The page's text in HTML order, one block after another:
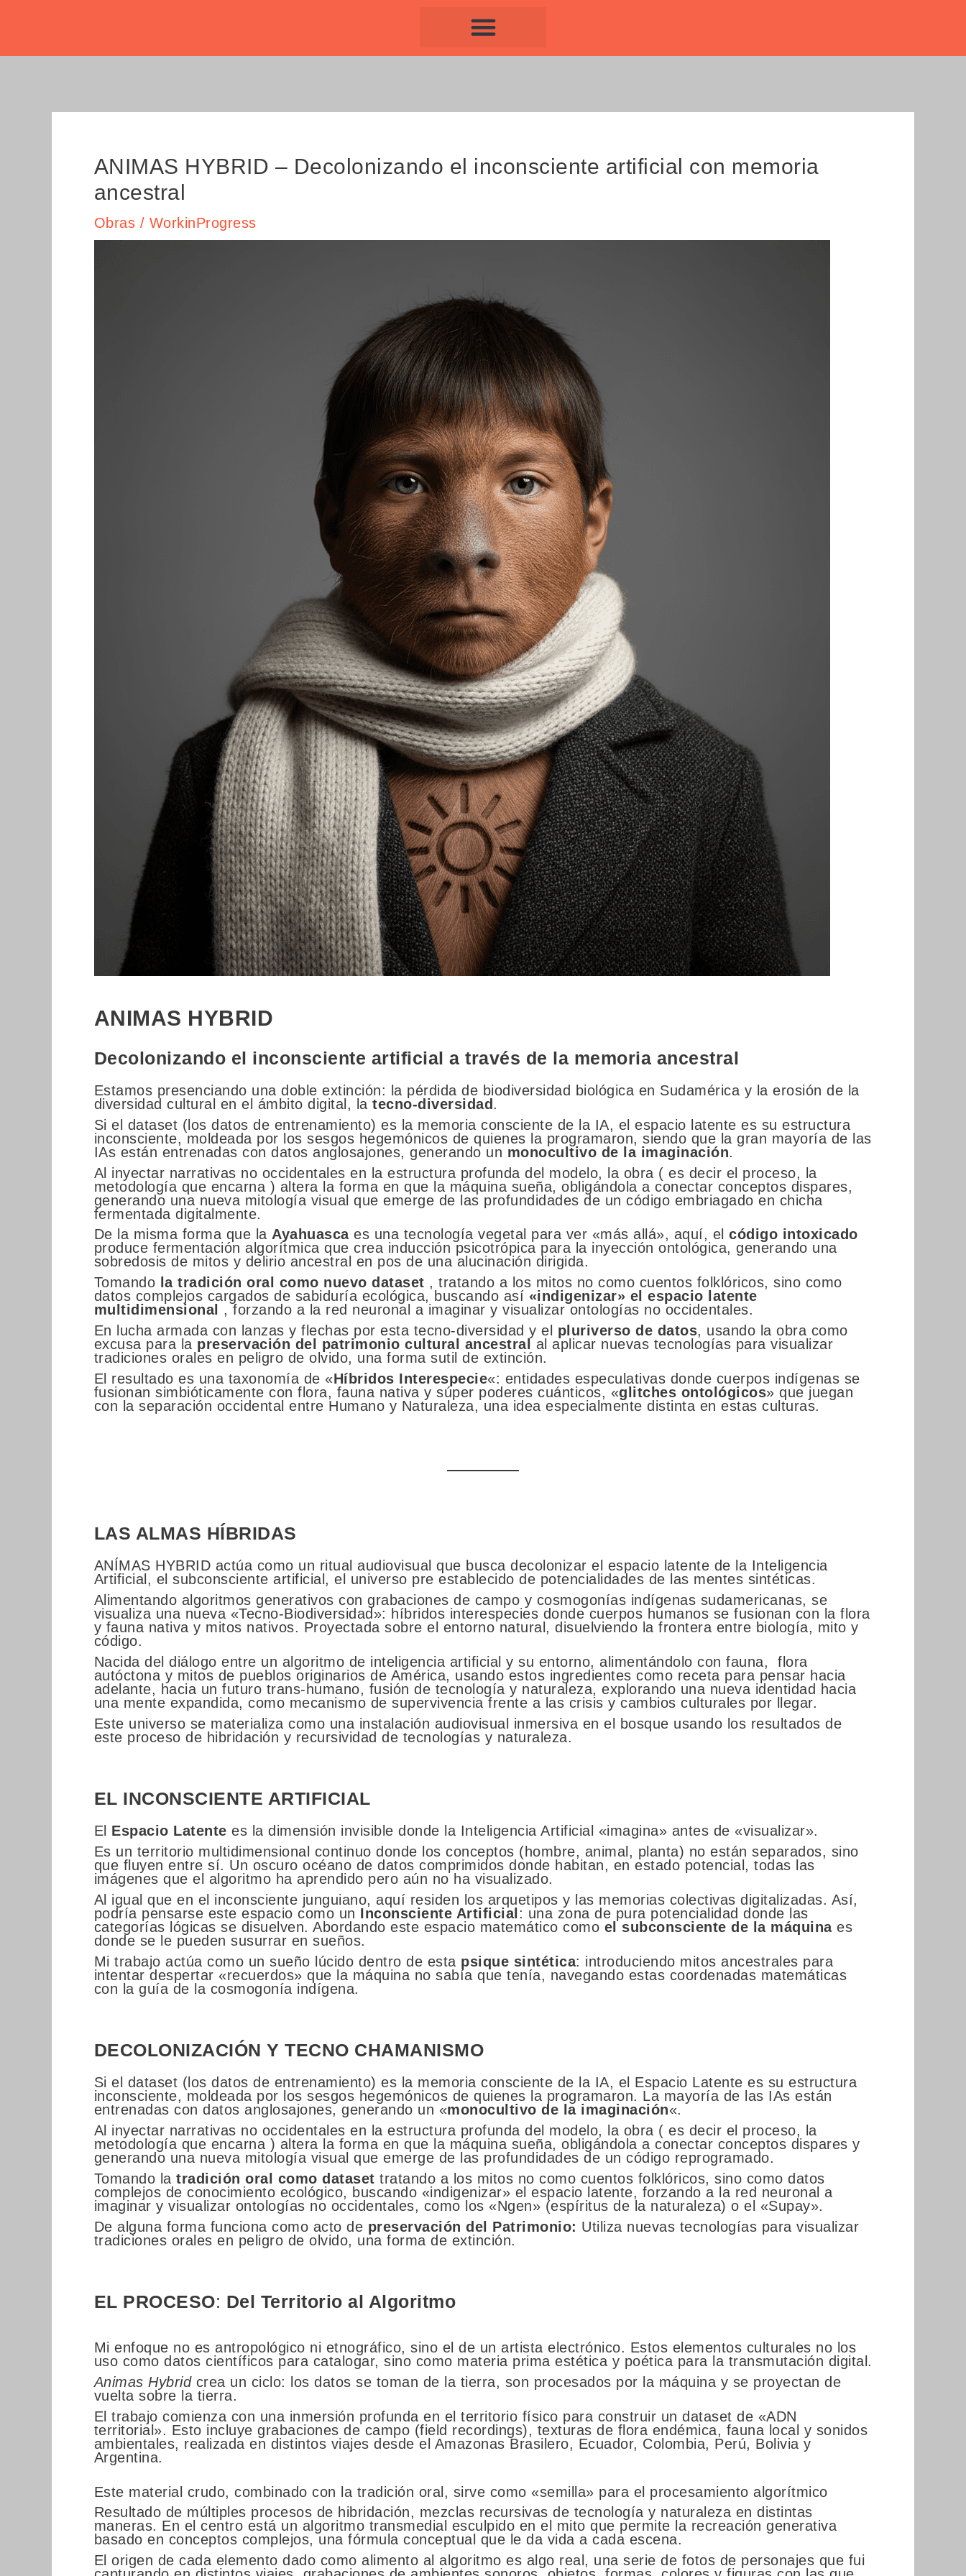
ANIMAS HYBRID – Decolonizando el inconsciente artificial con memoria
ancestral
Obras / WorkinProgress
ANIMAS HYBRID
Decolonizando el inconsciente artificial a través de la memoria ancestral
Estamos presenciando una doble extinción: la pérdida de biodiversidad biológica en Sudamérica y la erosión de la
diversidad cultural en el ámbito digital, la tecno-diversidad .
Si el dataset (los datos de entrenamiento) es la memoria consciente de la IA, el espacio latente es su estructura
inconsciente, moldeada por los sesgos hegemónicos de quienes la programaron, siendo que la gran mayoría de las
IAs están entrenadas con datos anglosajones, generando un monocultivo de la imaginación.
Al inyectar narrativas no occidentales en la estructura profunda del modelo, la obra ( es decir el proceso, la
metodología que encarna ) altera la forma en que la máquina sueña, obligándola a conectar conceptos dispares,
generando una nueva mitología visual que emerge de las profundidades de un código embriagado en chicha
fermentada digitalmente.
De la misma forma que la Ayahuascaes una tecnología vegetal para ver «más allá», aquí, el código intoxicado
produce fermentación algorítmica que crea inducción psicotrópica para la inyección ontológica, generando una
sobredosis de mitos y delirio ancestral en pos de una alucinación dirigida.
Tomando la tradición oral como nuevo dataset , tratando a los mitos no como cuentos folklóricos, sino como
datos complejos cargados de sabiduría ecológica, buscando así «indigenizar» el espacio latente
multidimensional , forzando a la red neuronal a imaginar y visualizar ontologías no occidentales.
En lucha armada con lanzas y flechas por esta tecno-diversidad y el pluriverso de datos, usando la obra como
excusa para la preservación del patrimonio cultural ancestral al aplicar nuevas tecnologías para visualizar
tradiciones orales en peligro de olvido, una forma sutil de extinción.
El resultado es una taxonomía de «Híbridos Interespecie«: entidades especulativas donde cuerpos indígenas se
fusionan simbióticamente con flora, fauna nativa y súper poderes cuánticos, «glitches ontológicos» que juegan
con la separación occidental entre Humano y Naturaleza, una idea especialmente distinta en estas culturas.
LAS ALMAS HÍBRIDAS
ANÍMAS HYBRID actúa como un ritual audiovisual que busca decolonizar el espacio latente de la Inteligencia
Artificial, el subconsciente artificial, el universo pre establecido de potencialidades de las mentes sintéticas.
Alimentando algoritmos generativos con grabaciones de campo y cosmogonías indígenas sudamericanas, se
visualiza una nueva «Tecno-Biodiversidad»: híbridos interespecies donde cuerpos humanos se fusionan con la flora
y fauna nativa y mitos nativos. Proyectada sobre el entorno natural, disuelviendo la frontera entre biología, mito y
código.
Nacida del diálogo entre un algoritmo de inteligencia artificial y su entorno, alimentándolo con fauna, flora
autóctona y mitos de pueblos originarios de América, usando estos ingredientes como receta para pensar hacia
adelante, hacia un futuro trans-humano, fusión de tecnología y naturaleza, explorando una nueva identidad hacia
una mente expandida, como mecanismo de supervivencia frente a las crisis y cambios culturales por llegar.
Este universo se materializa como una instalación audiovisual inmersiva en el bosque usando los resultados de
este proceso de hibridación y recursividad de tecnologías y naturaleza.
EL INCONSCIENTE ARTIFICIAL
El Espacio Latente es la dimensión invisible donde la Inteligencia Artificial «imagina» antes de «visualizar».
Es un territorio multidimensional continuo donde los conceptos (hombre, animal, planta) no están separados, sino
que fluyen entre sí. Un oscuro océano de datos comprimidos donde habitan, en estado potencial, todas las
imágenes que el algoritmo ha aprendido pero aún no ha visualizado.
Al igual que en el inconsciente junguiano, aquí residen los arquetipos y las memorias colectivas digitalizadas. Así,
podría pensarse este espacio como un Inconsciente Artificial : una zona de pura potencialidad donde las
categorías lógicas se disuelven. Abordando este espacio matemático como el subconsciente de la máquinaes
donde se le pueden susurrar en sueños.
Mi trabajo actúa como un sueño lúcido dentro de esta psique sintética: introduciendo mitos ancestrales para
intentar despertar «recuerdos» que la máquina no sabía que tenía, navegando estas coordenadas matemáticas
con la guía de la cosmogonía indígena.
DECOLONIZACIÓN Y TECNO CHAMANISMO
Si el dataset (los datos de entrenamiento) es la memoria consciente de la IA, el Espacio Latente es su estructura
inconsciente, moldeada por los sesgos hegemónicos de quienes la programaron. La mayoría de las IAs están
entrenadas con datos anglosajones, generando un «monocultivo de la imaginación«.
Al inyectar narrativas no occidentales en la estructura profunda del modelo, la obra ( es decir el proceso, la
metodología que encarna ) altera la forma en que la máquina sueña, obligándola a conectar conceptos dispares y
generando una nueva mitología visual que emerge de las profundidades de un código reprogramado.
Tomando la tradición oral como dataset tratando a los mitos no como cuentos folklóricos, sino como datos
complejos de conocimiento ecológico, buscando «indigenizar» el espacio latente, forzando a la red neuronal a
imaginar y visualizar ontologías no occidentales, como los «Ngen» (espíritus de la naturaleza) o el «Supay».
De alguna forma funciona como acto de preservación del Patrimonio: Utiliza nuevas tecnologías para visualizar
tradiciones orales en peligro de olvido, una forma de extinción.
EL PROCESO: Del Territorio al Algoritmo
Mi enfoque no es antropológico ni etnográfico, sino el de un artista electrónico. Estos elementos culturales no los
uso como datos científicos para catalogar, sino como materia prima estética y poética para la transmutación digital.
Animas Hybridcrea un ciclo: los datos se toman de la tierra, son procesados por la máquina y se proyectan de
vuelta sobre la tierra.
El trabajo comienza con una inmersión profunda en el territorio físico para construir un dataset de «ADN
territorial». Esto incluye grabaciones de campo (field recordings), texturas de flora endémica, fauna local y sonidos
ambientales, realizada en distintos viajes desde el Amazonas Brasilero, Ecuador, Colombia, Perú, Bolivia y
Argentina.
Este material crudo, combinado con la tradición oral, sirve como «semilla» para el procesamiento algorítmico
Resultado de múltiples procesos de hibridación, mezclas recursivas de tecnología y naturaleza en distintas
maneras. En el centro está un algoritmo transmedial esculpido en el mito que permite la recreación generativa
basado en conceptos complejos, una fórmula conceptual que le da vida a cada escena.
El origen de cada elemento dado como alimento al algoritmo es algo real, una serie de fotos de personajes que fui